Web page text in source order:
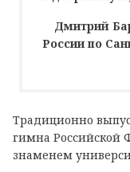
Дмитрий
России по
Традиционно
гимна Российской
знаменем